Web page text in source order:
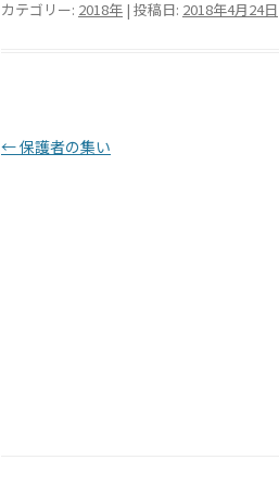
カテゴリー: 2018年 | 投稿日: 2018年4月24日
投稿ナビゲーション
←保護者の集い